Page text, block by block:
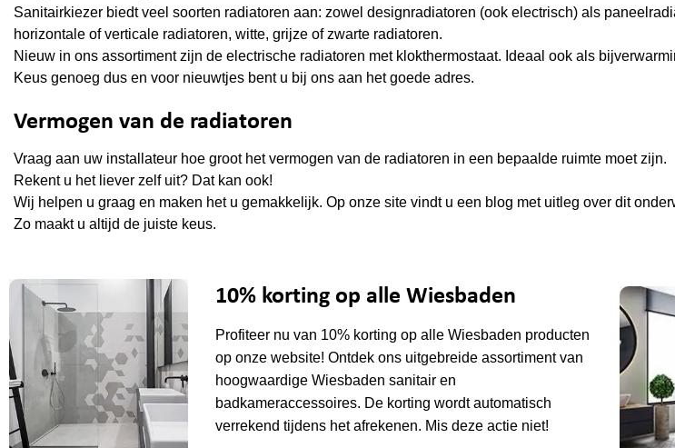
Sanitairkiezer biedt veel soorten radiatoren aan: zowel designradiatoren (ook electrisch) als
horizontale of verticale radiatoren, witte, grijze of zwarte radiatoren.
Nieuw in ons assortiment zijn de electrische radiatoren met klokthermostaat. Ideaal ook als
Keus genoeg dus en voor nieuwtjes bent u bij ons aan het goede adres.
Vermogen van de radiatoren
Vraag aan uw installateur hoe groot het vermogen van de radiatoren in een bepaalde ruimte moet zijn.
Rekent u het liever zelf uit? Dat kan ook!
Wij helpen u graag en maken het u gemakkelijk. Op onze site vindt u een blog met uitleg over dit
Zo maakt u altijd de juiste keus.
10% korting op alle Wiesbaden
Profiteer nu van 10% korting op alleWiesbaden producten
op onze website! Ontdek ons uitgebreide assortiment van
hoogwaardige Wiesbaden sanitair en
badkameraccessoires. De korting wordt automatisch
verrekend tijdens het afrekenen. Mis deze actie niet!